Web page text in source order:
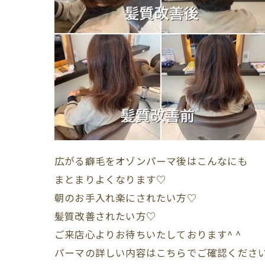
広がる癖毛をオゾンパーマ後はこんなにも
まとまりよくなります♡
朝のお手入れ楽にされたい方♡
髪質改善されたい方♡
ご来店心よりお待ちいたしております^ ^
パーマの詳しい内容はこちらでご確認くださ